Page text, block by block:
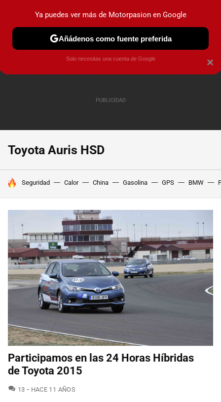
PRUEBAS COCHES ELÉCTRICOS OBSERVATORIO
Toyota Auris HSD
HOY SE HABLA DE
Seguridad Calor China Gasolina GPS BMW
Participamos en las 24 Horas Híbridas
de Toyota 2015
13 COMENTARIOS
HACE 11 AÑOS
×
Ya puedes ver más de Motorpasion en Google
Añádenos como fuente preferida
Solo necesitas una cuenta de Google